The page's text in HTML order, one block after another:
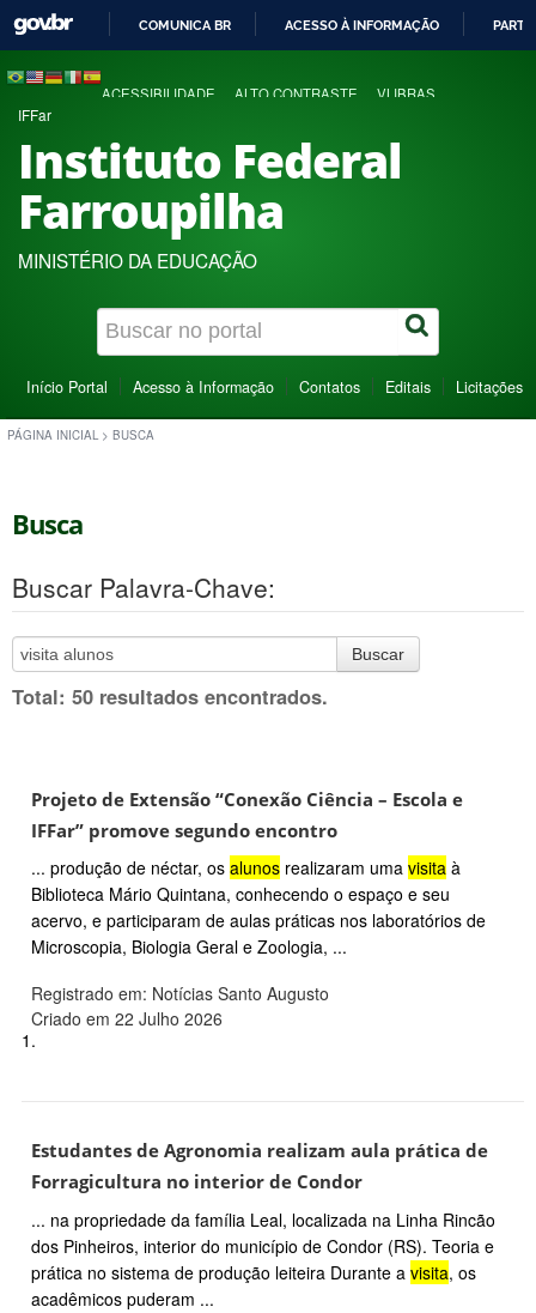
COMUNICA BR ACESSO À INFORMAÇÃO
ACESSIBILIDADE ALTO CONTRASTE VLIBRAS
IFFar
Instituto Federal
Farroupilha
MINISTÉRIO DA EDUCAÇÃO
Início Portal Acesso à Informação Contatos Editais Licitações
PÁGINA INICIAL > BUSCA
Busca
Buscar Palavra-Chave:
Buscar
Total: 50 resultados encontrados.
Projeto de Extensão “Conexão Ciência – Escola e
IFFar” promove segundo encontro
... produção de néctar, os alunos realizaram uma visita à
Biblioteca Mário Quintana, conhecendo o espaço e seu
acervo, e participaram de aulas práticas nos laboratórios de
Microscopia, Biologia Geral e Zoologia, ...
Registrado em: Notícias Santo Augusto
Criado em 22 Julho 2026
1.
Estudantes de Agronomia realizam aula prática de
Forragicultura no interior de Condor
... na propriedade da família Leal, localizada na Linha Rincão
dos Pinheiros, interior do município de Condor (RS). Teoria e
prática no sistema de produção leiteira Durante a visita, os
acadêmicos puderam ...